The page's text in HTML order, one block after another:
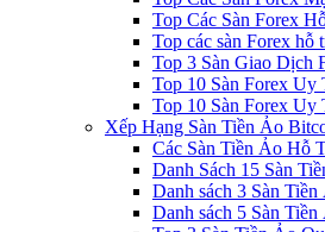
Top Các Sàn Forex
Top các sàn Forex
Top 3 Sàn Giao Dịch
Top 10 Sàn Forex
Top 10 Sàn Forex
Xếp Hạng Sàn Tiền Ảo
Các Sàn Tiền Ảo Hỗ
Danh Sách 15 Sàn
Danh sách 3 Sàn
Danh sách 5 Sàn